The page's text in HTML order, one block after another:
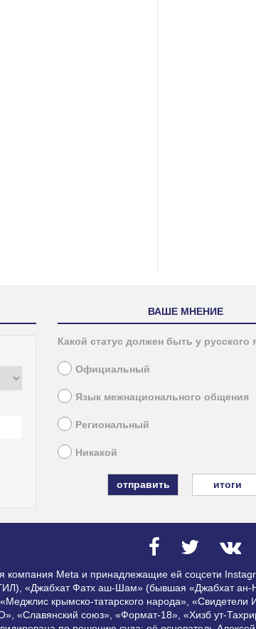
ВАШЕ МНЕНИЕ
Какой статус должен быть у русского
Официальный
Язык межнационального общения
Региональный
Никакой
итоги
компания Meta и принадлежащие ей соцсети
«Джабхат Фатх аш-Шам» (бывшая «Джабхат ан-
крымско-татарского народа», «Свидетели
«Славянский союз», «Формат-18», «Хизб ут-